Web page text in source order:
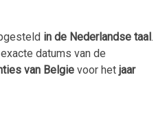
in de Nederlandse taal .
datums van de
van Belgie voor het jaar